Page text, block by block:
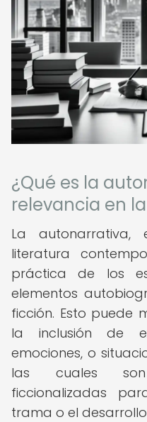
¿Qué es la
relevancia en
La
literatura
práctica de los
elementos
ficción. Esto puede
la inclusión de
emociones, o
las cuales
ficcionalizadas
trama o el